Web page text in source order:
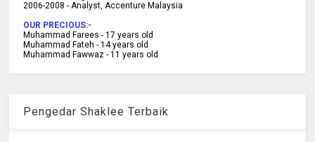
2006-2008 - Analyst, Accenture Malaysia
OUR PRECIOUS:-
Muhammad Farees - 17 years old
Muhammad Fateh - 14 years old
Muhammad Fawwaz - 11 years old
Pengedar Shaklee Terbaik